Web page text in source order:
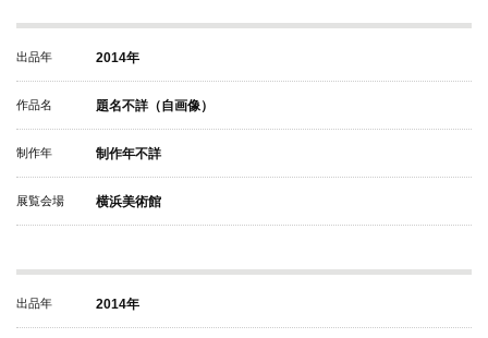
出品年 2014年
作品名 題名不詳（自画像）
制作年 制作年不詳
展覧会場 横浜美術館
出品年 2014年